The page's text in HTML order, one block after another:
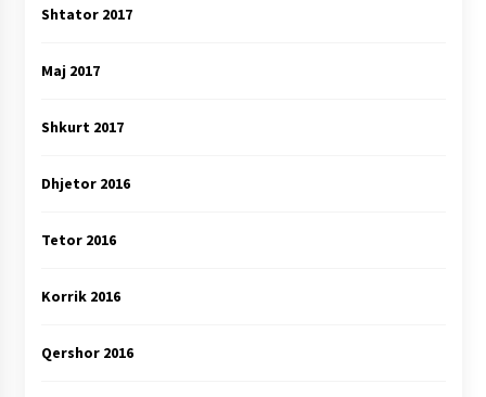
Shtator 2017
Maj 2017
Shkurt 2017
Dhjetor 2016
Tetor 2016
Korrik 2016
Qershor 2016